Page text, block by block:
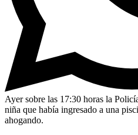
Ayer sobre las 17:30 horas la
niña que había ingresado a una
ahogando.